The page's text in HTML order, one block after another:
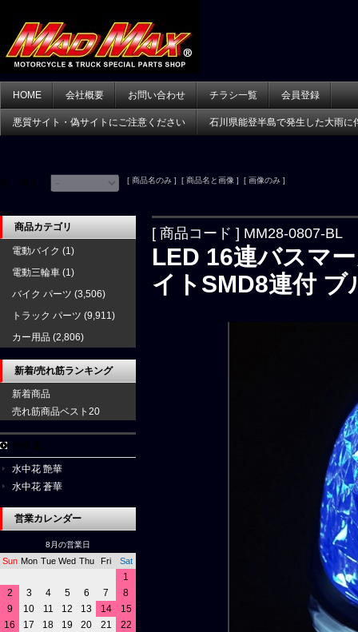
HOME 会社概要 お問い合わせ チラシ一覧 会員登録
悪質サイト・偽サイトにご注意ください 石川県能登半島で発生した大雨に
[ 商品名のみ ] [ 商品名と画像 ] [ 画像のみ ]
[ 商品コード ] MM28-0807-BL
LED 16連バスマ
イトSMD8連付 ブ
商品カテゴリ
電動バイク (1)
電動三輪車 (1)
バイク パーツ (3,506)
トラック パーツ (9,911)
カー用品 (2,806)
新着/売れ筋ランキング
新着商品
売れ筋商品ベスト20
水中花 艶華
水中花 蒼華
営業カレンダー
8月の営業日
Sun Mon Tue Wed Thu Fri Sat
1
2
3 4 5 6 7
8
9
10 11 12 13 14
15
16
17 18 19 20 21
22